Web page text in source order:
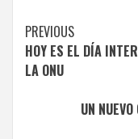
Continue
Reading
PREVIOUS
HOY ES EL DÍA
LA ONU
UN